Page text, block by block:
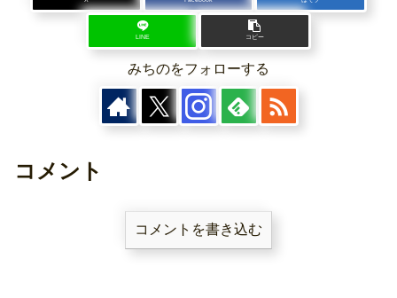
LINE コピー
みちのをフォローする
コメント
コメントを書き込む